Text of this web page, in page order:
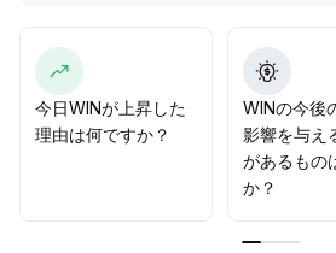
動性指標や出来高・価格の連動を動
理を最優先とし、安定した収益でサ
ることが目標です。
今日WINが上昇した
理由は何ですか？
WINの今後
影響を与え
があるもの
か？